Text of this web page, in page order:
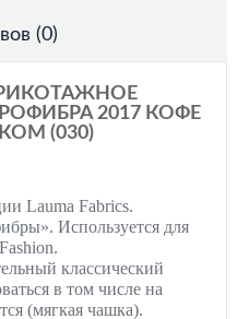
(0)
2017 КОФЕ
(030)
Lauma Fabrics.
Используется для
Fashion.
классический
в том числе на
(мягкая чашка).